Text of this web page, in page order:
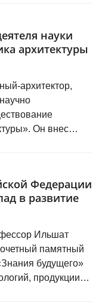
то невольно
круге праздника
афиш
публика
науки
архитектуры
архитектор,
Он внес
татарской
башни
башни
их оформления,
образа,
Блаженного
Федерации
в развитие
Ильшат
памятный
будущего»
продукции,
заказу бизнеса.